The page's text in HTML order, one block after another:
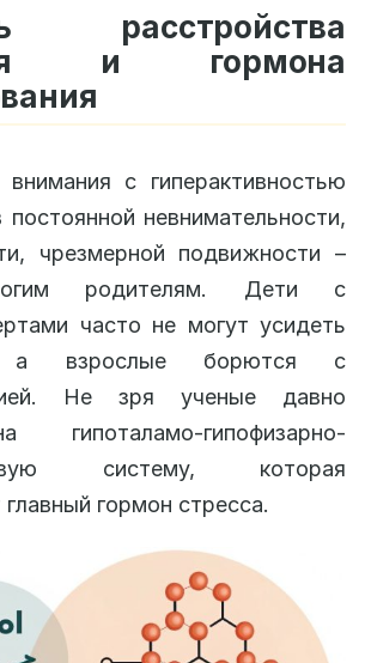
расстройства
и гормона
внимания с гиперактивностью
постоянной невнимательности,
чрезмерной подвижности –
родителям. Дети с
часто не могут усидеть
взрослые борются с
Не зря ученые давно
гипофизарно-
систему, которая
гормон стресса.